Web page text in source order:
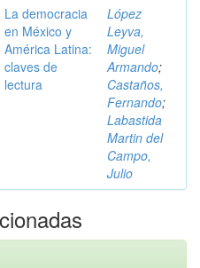
La democracia
en México y
América Latina:
claves de
lectura
López
Leyva,
Miguel
Armando;
Castaños,
Fernando;
Labastida
Martin del
Campo,
Julio